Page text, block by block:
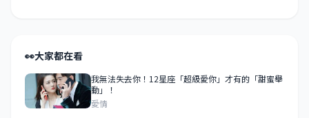
👀大家都在看
我無法失去你！12星座「超級愛你」才有的「甜蜜舉
動」！
愛情